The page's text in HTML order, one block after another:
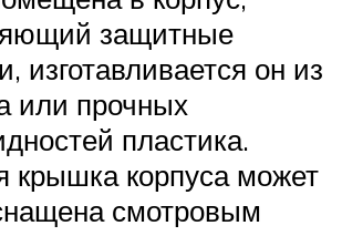
защитные
изготавливается он из
или прочных
пластика.
крышка корпуса может
смотровым